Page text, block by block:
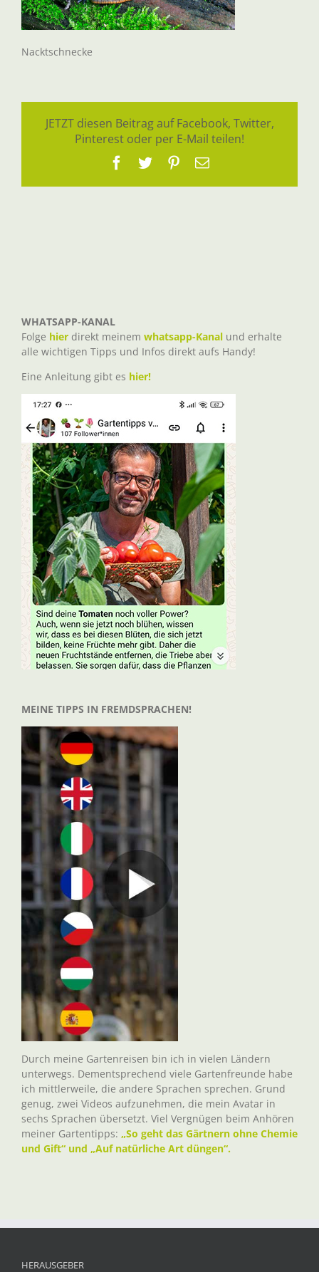
Nacktschnecke
JETZT diesen Beitrag auf Facebook, Twitter,
Pinterest oder per E-Mail teilen!
Facebook
TwitterPinterest
E-
WHATSAPP-KANAL
Folge hier direkt meinem whatsapp-Kanal und erhalte
alle wichtigen Tipps und Infos direkt aufs Handy!
Eine Anleitung gibt es hier!
MEINE TIPPS IN FREMDSPRACHEN!
Durch meine Gartenreisen bin ich in vielen Ländern
unterwegs. Dementsprechend viele Gartenfreunde habe
ich mittlerweile, die andere Sprachen sprechen. Grund
genug, zwei Videos aufzunehmen, die mein Avatar in
sechs Sprachen übersetzt. Viel Vergnügen beim Anhören
meiner Gartentipps: „So geht das Gärtnern ohne Chemie
und Gift“ und „Auf natürliche Art düngen“.
HERAUSGEBER